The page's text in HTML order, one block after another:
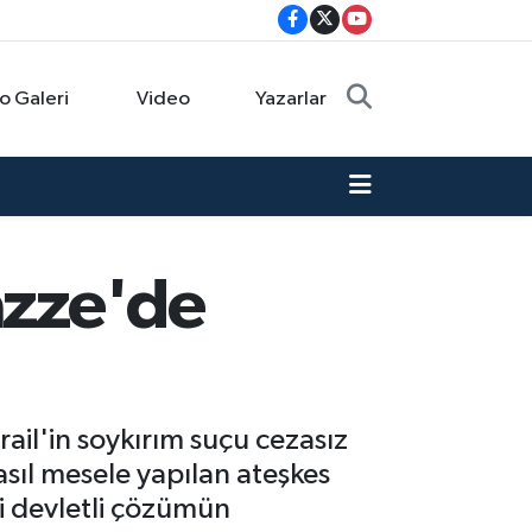
Galeri Video Yazarlar
soykırım suçu cezasız
mesele yapılan ateşkes
devletli çözümün